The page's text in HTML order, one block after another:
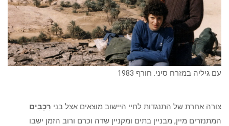
עם גיליה במזרח סיני. חורף 1983
צורה אחרת של התנגדות לחיי היישוב מוצאים אצל בני רֵכָבִים
המתנזרים מיין, מבניין בתים ומקניין שדה וכרם ורוב הזמן ישבו